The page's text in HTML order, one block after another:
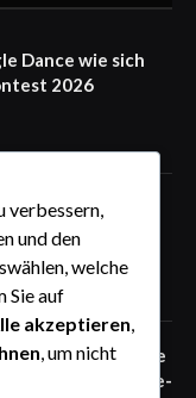
Dance wie sich
2026
–
für sichere
– robuste
moderne Industrie-
verbessern,
und den
welche
Sie auf
akzeptieren,
, um nicht